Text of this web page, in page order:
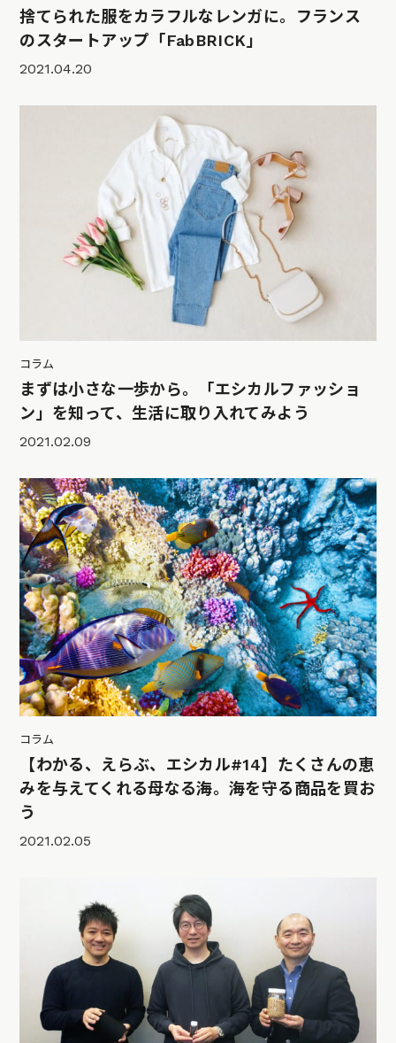
捨てられた服をカラフルなレンガに。フランス
のスタートアップ「FabBRICK」
2021.04.20
コラム
まずは小さな一歩から。「エシカルファッショ
ン」を知って、生活に取り入れてみよう
2021.02.09
コラム
【わかる、えらぶ、エシカル#14】たくさんの恵
みを与えてくれる母なる海。海を守る商品を買お
う
2021.02.05